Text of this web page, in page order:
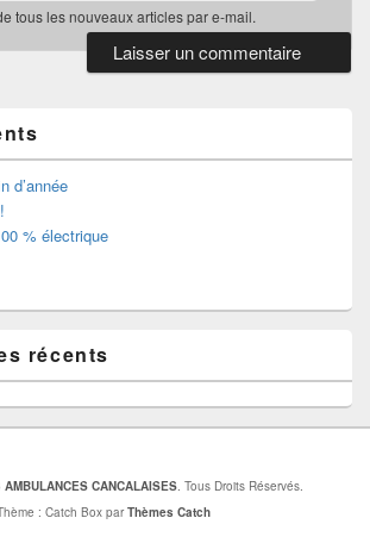
tous les nouveaux articles par e-mail.
d’année
% électrique
récents
AMBULANCES CANCALAISES. Tous Droits Réservés.
: Catch Box parThèmes Catch